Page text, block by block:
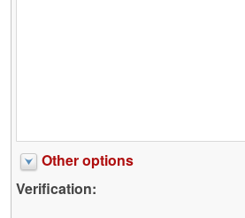
Other options
Verification: